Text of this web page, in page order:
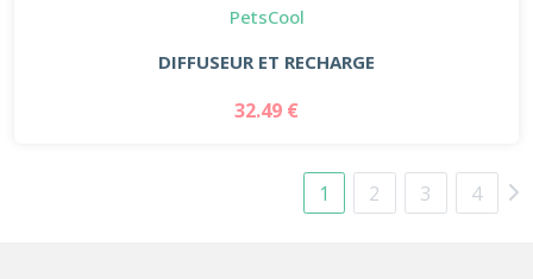
PetsCool
DIFFUSEUR ET RECHARGE
32.49 €
1 2 3 4